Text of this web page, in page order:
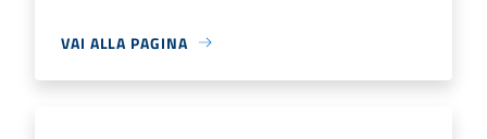
VAI ALLA PAGINA